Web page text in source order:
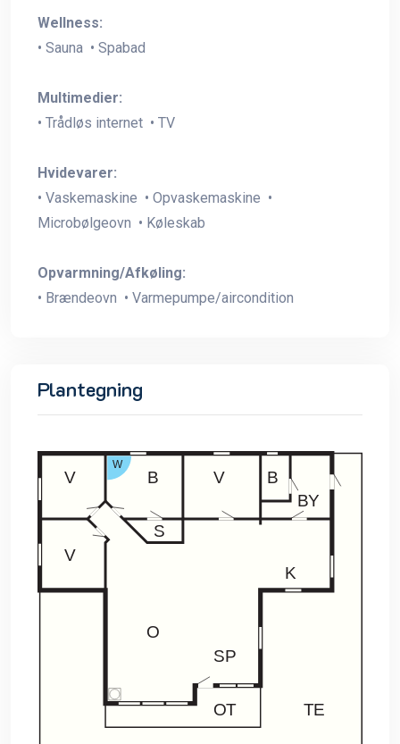
Wellness:
• Sauna • Spabad
Multimedier:
• Trådløs internet • TV
Hvidevarer:
• Vaskemaskine • Opvaskemaskine •
Microbølgeovn • Køleskab
Opvarmning/Afkøling:
• Brændeovn • Varmepumpe/aircondition
Plantegning